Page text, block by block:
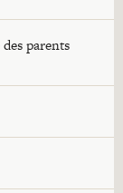
parents